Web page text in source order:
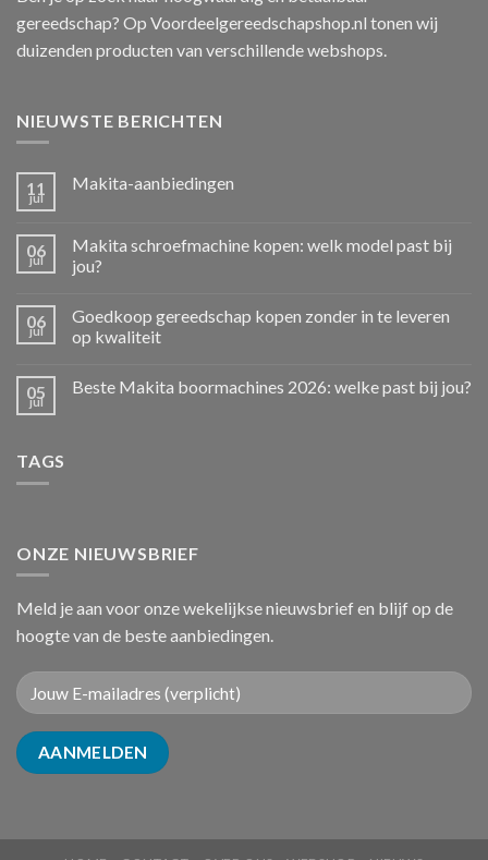
gereedschap? Op Voordeelgereedschapshop.nl tonen wij
duizenden producten van verschillende webshops.
NIEUWSTE BERICHTEN
11
jul
Makita-aanbiedingen
06
jul
Makita schroefmachine kopen: welk model past bij
jou?
06
jul
Goedkoop gereedschap kopen zonder in te leveren
op kwaliteit
05
jul
Beste Makita boormachines 2026: welke past bij jou?
TAGS
ONZE NIEUWSBRIEF
Meld je aan voor onze wekelijkse nieuwsbrief en blijf op de
hoogte van de beste aanbiedingen.